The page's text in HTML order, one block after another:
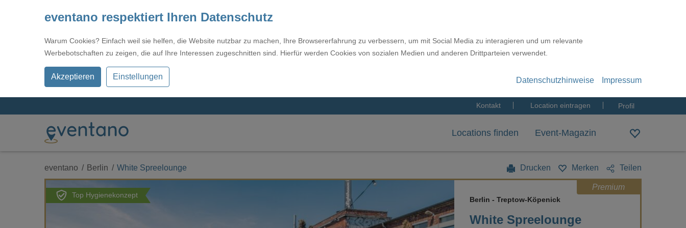
eventano respektiert Ihren Datenschutz
Warum Cookies? Einfach weil sie helfen, die Website nutzbar zu machen, Ihre Browsererfahrung zu verbessern, um mit Social Media zu interagieren und um relevante
Werbebotschaften zu zeigen, die auf Ihre Interessen zugeschnitten sind. Hierfür werden Cookies von sozialen Medien und anderen Drittparteien verwendet.
Akzeptieren Einstellungen Datenschutzhinweise Impressum
Kontakt Location eintragen Profil
Locations finden Event-Magazin
eventano Berlin White Spreelounge Drucken Merken Teilen
Top Hygienekonzept
Premium
White Spreelounge
Berlin - Treptow-Köpenick